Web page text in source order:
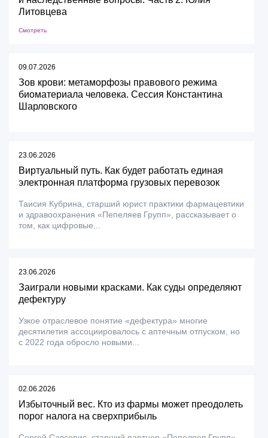
Литовцева
Смотреть
09.07.2026
Зов крови: метаморфозы правового режима
биоматериала человека. Сессия Константина
Шарловского
23.06.2026
Виртуальный путь. Как будет работать единая
электронная платформа грузовых перевозок
Таисия Кубрина, старший юрист практики фармацевтики
и здравоохранения «Пепеляев Групп», рассказывает о
том, как цифровые...
23.06.2026
Заиграли новыми красками. Как суды определяют
дефектуру
Узкое отраслевое понятие «дефектура» многие
десятилетия ассоциировалось с аптечным отпуском, но
с 2022 года обросло новыми...
02.06.2026
Избыточный вес. Кто из фармы может преодолеть
порог налога на сверхприбыль